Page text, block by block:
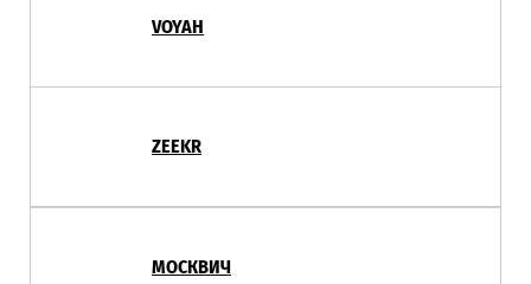
VOYAH
ZEEKR
МОСКВИЧ